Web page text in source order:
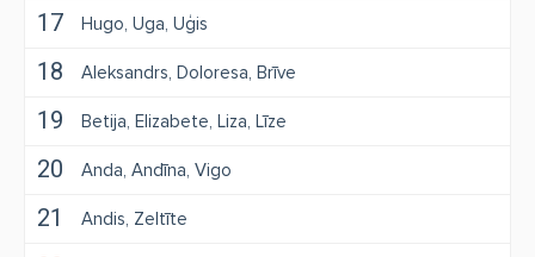
17 Hugo Uga Uģis
18 Aleksandrs Doloresa Brīve
19 Betija Elizabete Liza Līze
20 Anda Andīna Vigo
21 Andis Zeltīte